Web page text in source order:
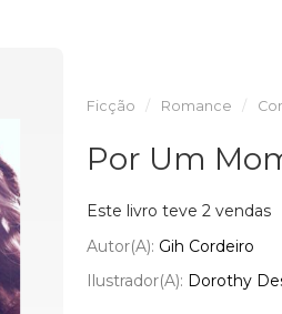
Ficção Romance
Por Um
Este livro teve 2 vendas
Autor(a): Gih Cordeiro
Ilustrador(a): Dorothy